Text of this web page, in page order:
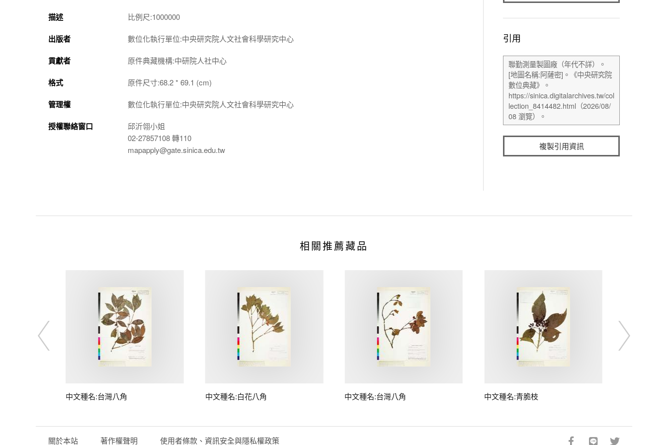
描述
比例尺:1000000
出版者 數位化執行單位:中央研究院人文社會科學研究中心
貢獻者 原件典藏機構:中研院人社中心
格式 原件尺寸:68.2 * 69.1 (cm)
管理權 數位化執行單位:中央研究院人文社會科學研究中心
授權聯絡窗口
邱沂翎小姐
02-27857108 轉110
mapapply@gate.sinica.edu.tw
引用
複製引用資訊
相關推薦藏品
中文種名:台灣八角 中文種名:白花八角 中文種名:台灣八角 中文種名:青脆枝
關於本站 著作權聲明 使用者條款、資訊安全與隱私權政策